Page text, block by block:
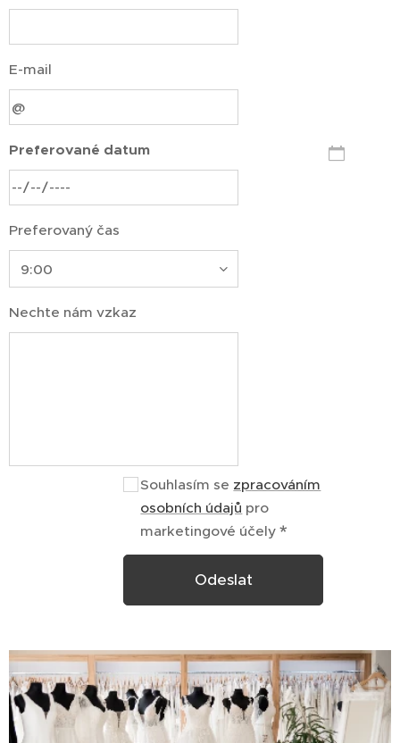
E-mail
Preferované datum
Preferovaný čas
Nechte nám vzkaz
Souhlasím se zpracováním
osobních údajů pro
marketingové účely
Odeslat